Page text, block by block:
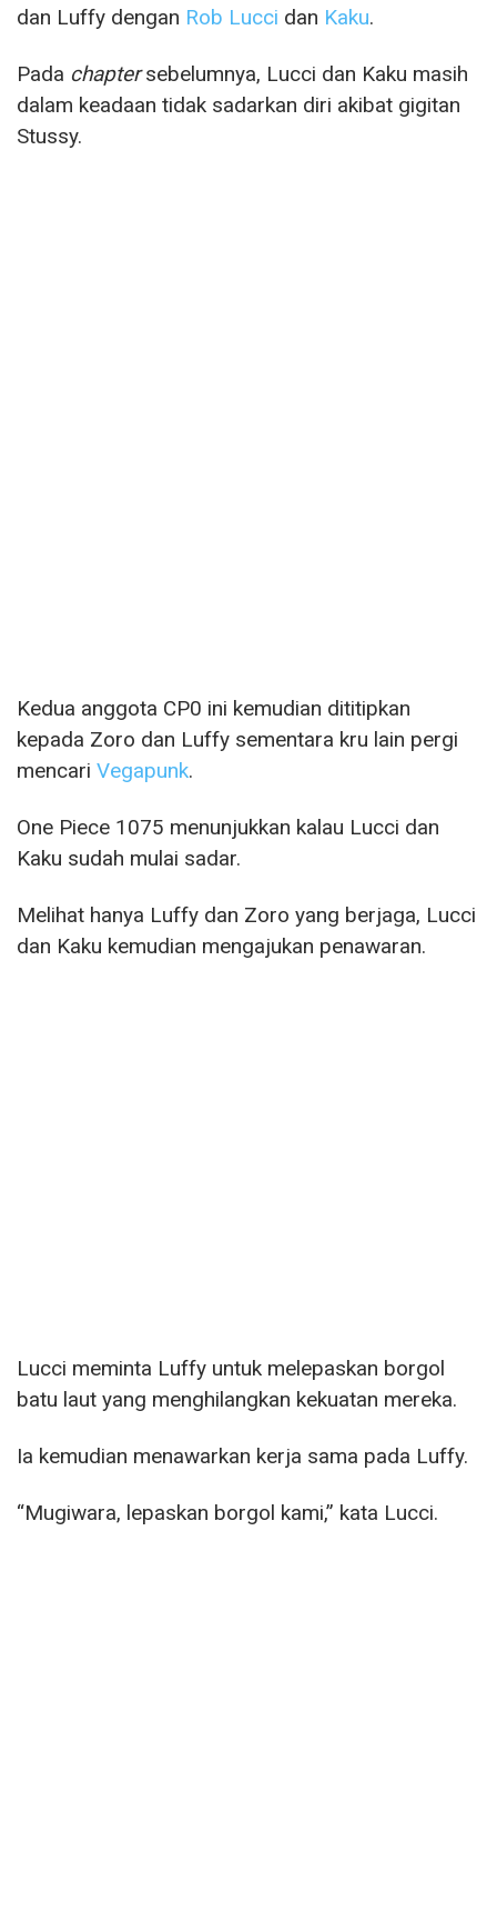
dan Luffy dengan Rob Lucci dan Kaku.
Pada chaptersebelumnya, Lucci dan Kaku masih
dalam keadaan tidak sadarkan diri akibat gigitan
Stussy.
Kedua anggota CP0 ini kemudian dititipkan
kepada Zoro dan Luffy sementara kru lain pergi
mencari Vegapunk.
One Piece 1075 menunjukkan kalau Lucci dan
Kaku sudah mulai sadar.
Melihat hanya Luffy dan Zoro yang berjaga, Lucci
dan Kaku kemudian mengajukan penawaran.
Lucci meminta Luffy untuk melepaskan borgol
batu laut yang menghilangkan kekuatan mereka.
Ia kemudian menawarkan kerja sama pada Luffy.
“Mugiwara, lepaskan borgol kami,” kata Lucci.